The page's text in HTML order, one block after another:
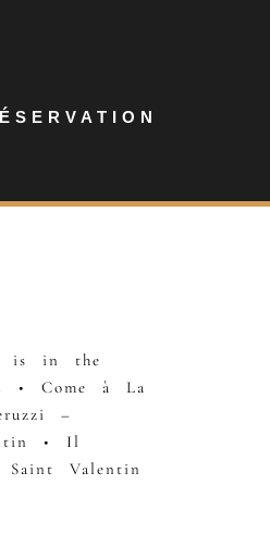
is in the
• Come à La
–
• Il
Valentin